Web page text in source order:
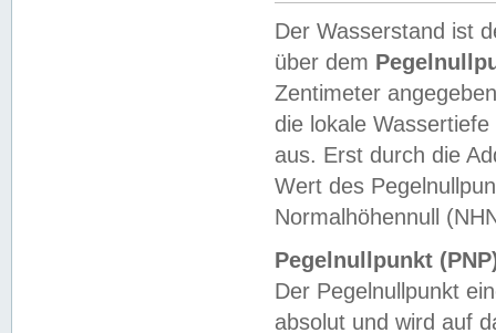
Der Wasserstand ist
über dem
Zentimeter
die lokale
aus. Erst durch die
Wert des
Normalhöhennull
Pegelnullpunkt
Der Pegelnullpunkt
absolut und wird auf